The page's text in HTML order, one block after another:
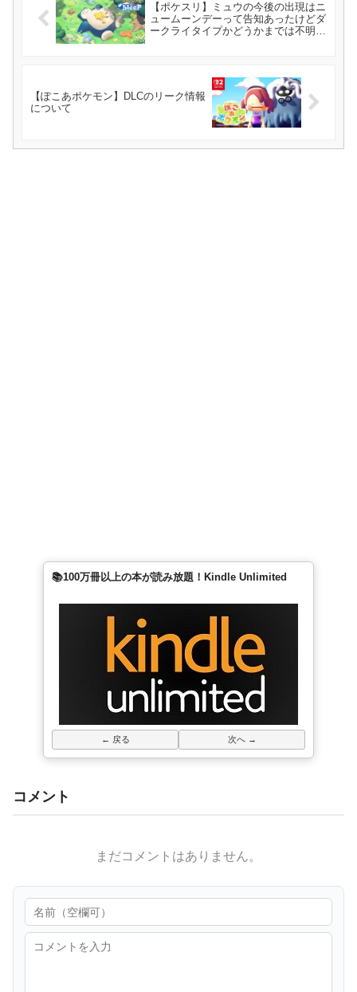
【ポケスリ】ミュウの今後の出現はニ
ュームーンデーって告知あったけどダ
ークライタイプかどうかまでは不明だ
【ぽこあポケモン】DLCのリーク情報
について
📚100万冊以上の本が読み放題！Kindle Unlimited
← 戻る 次へ →
コメント
まだコメントはありません。